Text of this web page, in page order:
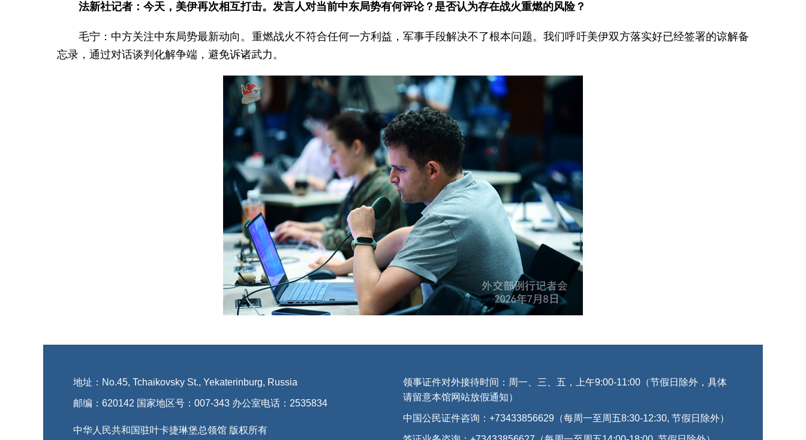
法新社记者：今天，美伊再次相互打击。发言人对当前中东局势有何评论？是否认为存在战火重燃的风险？
毛宁：中方关注中东局势最新动向。重燃战火不符合任何一方利益，军事手段解决不了根本问题。我们呼吁美伊双方落实好已经签署的谅解备
忘录，通过对话谈判化解争端，避免诉诸武力。
地址：No.45, Tchaikovsky St., Yekaterinburg, Russia
邮编：620142 国家地区号：007-343 办公室电话：2535834
中华人民共和国驻叶卡捷琳堡总领馆 版权所有
领事证件对外接待时间：周一、三、五，上午9:00-11:00（节假日除外，具体
请留意本馆网站放假通知）
中国公民证件咨询：+73433856629（每周一至周五8:30-12:30, 节假日除外）